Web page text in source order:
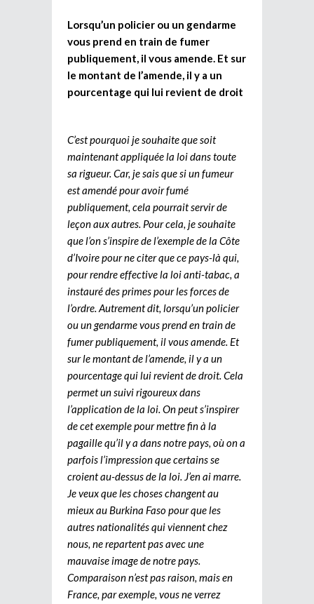
Lorsqu’un policier ou un gendarme
vous prend en train de fumer
publiquement, il vous amende. Et sur
le montant de l’amende, il y a un
pourcentage qui lui revient de droit
C’est pourquoi je souhaite que soit
maintenant appliquée la loi dans toute
sa rigueur. Car, je sais que si un fumeur
est amendé pour avoir fumé
publiquement, cela pourrait servir de
leçon aux autres. Pour cela, je souhaite
que l’on s’inspire de l’exemple de la Côte
d’Ivoire pour ne citer que ce pays-là qui,
pour rendre effective la loi anti-tabac, a
instauré des primes pour les forces de
l’ordre. Autrement dit, lorsqu’un policier
ou un gendarme vous prend en train de
fumer publiquement, il vous amende. Et
sur le montant de l’amende, il y a un
pourcentage qui lui revient de droit. Cela
permet un suivi rigoureux dans
l’application de la loi. On peut s’inspirer
de cet exemple pour mettre fin à la
pagaille qu’il y a dans notre pays, où on a
parfois l’impression que certains se
croient au-dessus de la loi. J’en ai marre.
Je veux que les choses changent au
mieux au Burkina Faso pour que les
autres nationalités qui viennent chez
nous, ne repartent pas avec une
mauvaise image de notre pays.
Comparaison n’est pas raison, mais en
France, par exemple, vous ne verrez